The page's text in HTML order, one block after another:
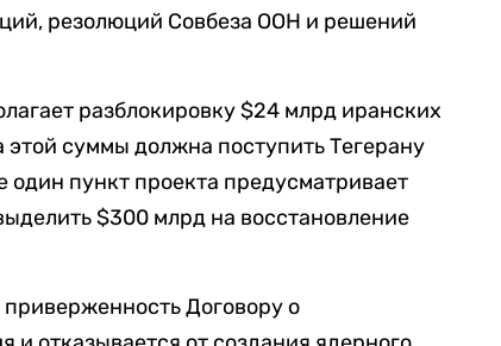
резолюций Совбеза ООН и решений
разблокировку $24 млрд иранских
этой суммы должна поступить Тегерану
пункт проекта предусматривает
$300 млрд на восстановление
Договору о